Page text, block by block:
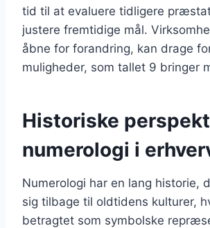
tid til at evaluere tidligere
justere fremtidige mål.
åbne for forandring, kan drage
muligheder, som tallet 9 bringer
Historiske
numerologi i
Numerologi har en lang historie,
sig tilbage til oldtidens kulturer,
betragtet som symbolske